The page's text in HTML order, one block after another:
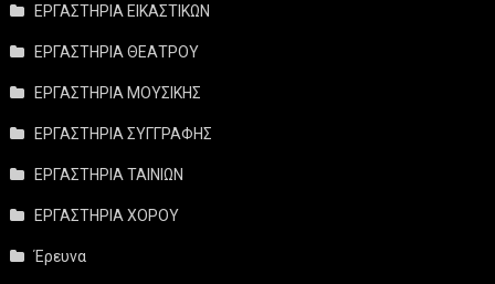
ΕΡΓΑΣΤΗΡΙΑ ΕΙΚΑΣΤΙΚΩΝ
ΕΡΓΑΣΤΗΡΙΑ ΘΕΑΤΡΟΥ
ΕΡΓΑΣΤΗΡΙΑ ΜΟΥΣΙΚΗΣ
ΕΡΓΑΣΤΗΡΙΑ ΣΥΓΓΡΑΦΗΣ
ΕΡΓΑΣΤΗΡΙΑ ΤΑΙΝΙΩΝ
ΕΡΓΑΣΤΗΡΙΑ ΧΟΡΟΥ
Έρευνα